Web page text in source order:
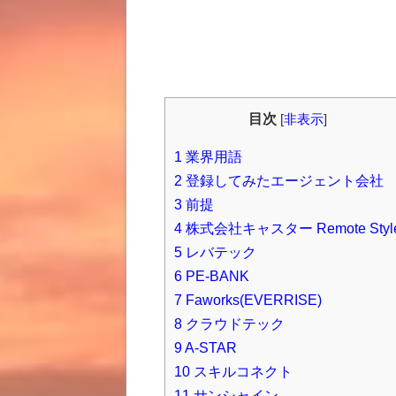
目次 [非表示]
1 業界用語
2 登録してみたエージェント会社
3 前提
4 株式会社キャスター Remote
5 レバテック
6 PE-BANK
7 Faworks(EVERRISE)
8 クラウドテック
9A-STAR
10 スキルコネクト